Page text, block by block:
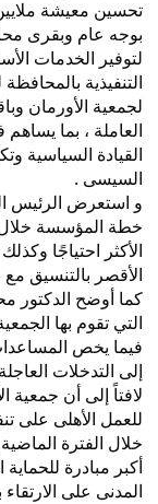
.
بالتنسيق مع
على الارتقاء